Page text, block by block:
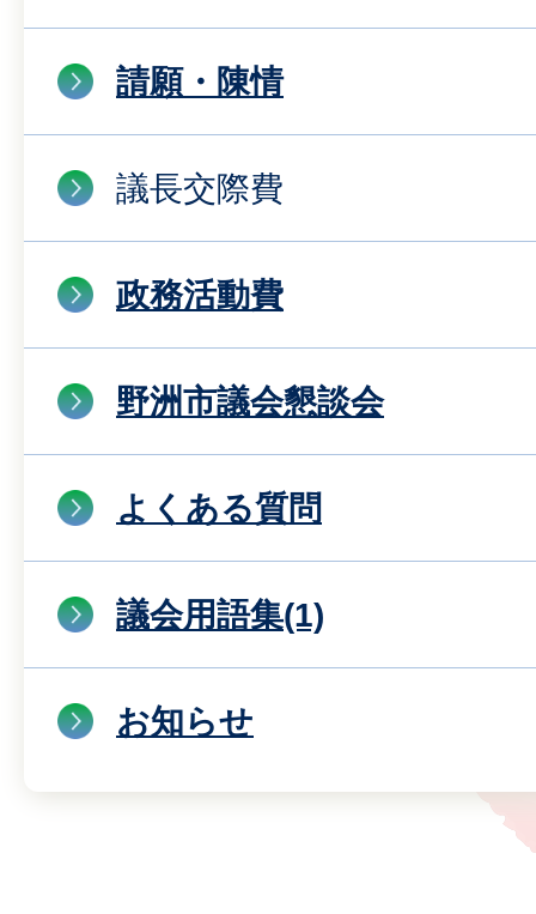
請願・陳情
議長交際費
政務活動費
野洲市議会懇談会
よくある質問
議会用語集(1)
お知らせ